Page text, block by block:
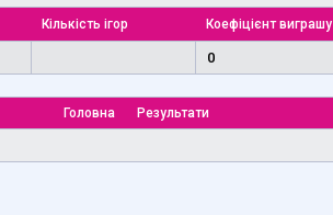
Кількість ігор Коефіцієнт виграшу
0
Головна Результати